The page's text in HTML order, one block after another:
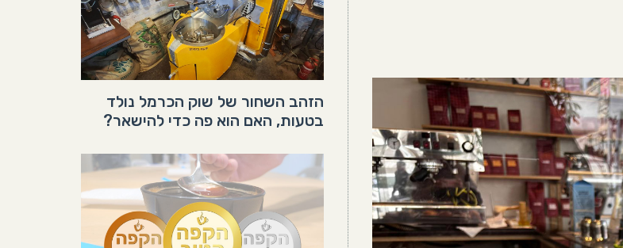
הזהב השחור של שוק הכרמל נולד
בטעות, האם הוא פה כדי להישאר?